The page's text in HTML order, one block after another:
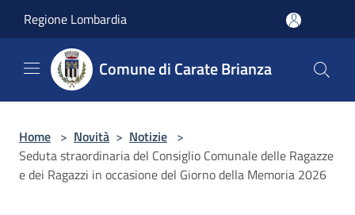
Regione Lombardia
Comune di Carate Brianza
Home > Novità > Notizie >
Seduta straordinaria del Consiglio Comunale delle Ragazze
e dei Ragazzi in occasione del Giorno della Memoria 2026